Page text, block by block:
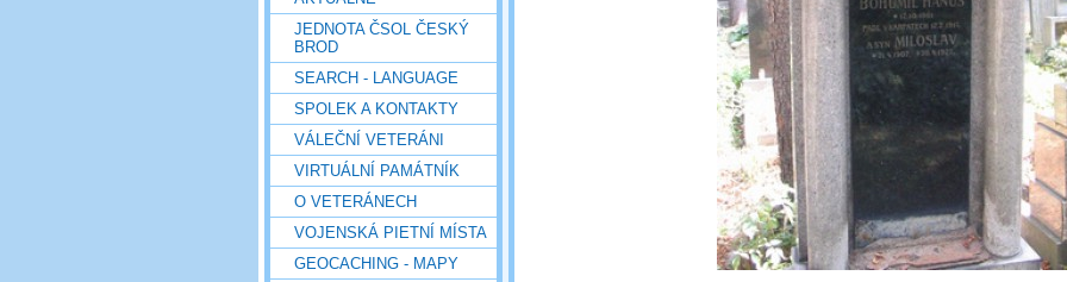
JEDNOTA ČSOL ČESKÝ
BROD
SEARCH - LANGUAGE
SPOLEK A KONTAKTY
VÁLEČNÍ VETERÁNI
VIRTUÁLNÍ PAMÁTNÍK
O VETERÁNECH
VOJENSKÁ PIETNÍ MÍSTA
GEOCACHING - MAPY